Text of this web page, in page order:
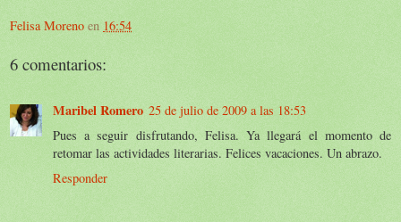
Felisa Moreno en 16:54
6 comentarios:
Maribel Romero 25 de julio de 2009 a las 18:53
Pues a seguir disfrutando, Felisa. Ya llegará el momento de
retomar las actividades literarias. Felices vacaciones. Un abrazo.
Responder